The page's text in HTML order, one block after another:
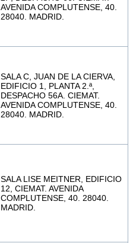
AVENIDA COMPLUTENSE, 40.
28040. MADRID.
SALA C, JUAN DE LA CIERVA,
EDIFICIO 1, PLANTA 2.ª,
DESPACHO 56A. CIEMAT.
AVENIDA COMPLUTENSE, 40.
28040. MADRID.
SALA LISE MEITNER, EDIFICIO
12, CIEMAT. AVENIDA
COMPLUTENSE, 40. 28040.
MADRID.